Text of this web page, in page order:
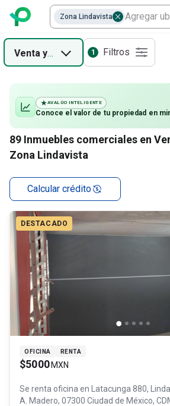
Venta yRenta 1 Filtros
89 Inmuebles comerciales en
Zona Lindavista
Calcular crédito
AVALÚO INTELIGENTE
Conoce el valor de tu propiedad en
DESTACADO
OFICINA RENTA
$5000 MXN
Se renta oficina en
Latacunga 880,
A. Madero, 07300 Ciudad de México,
Zona Lindavista